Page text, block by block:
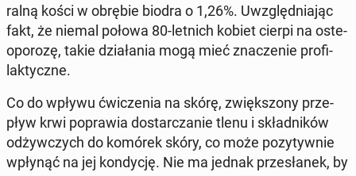
ral­ną kości w obrębie biodra o 1,26%. Uwzględ­nia­jąc
fakt, że niemal połowa 80-letnich kobiet cierpi na oste­
opo­ro­zę, takie dzia­ła­nia mogą mieć zna­cze­nie pro­fi­
lak­tycz­ne.
Co do wpływu ćwi­cze­nia na skórę, zwięk­szo­ny prze­
pływ krwi po­pra­wia do­star­cza­nie tlenu i skład­ni­ków
od­żyw­czych do komórek skóry, co może po­zy­tyw­nie
wpłynąć na jej kon­dy­cję. Nie ma jednak prze­sła­nek, by